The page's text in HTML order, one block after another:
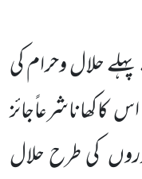
حلال وحرام کی
کی طرح حلال